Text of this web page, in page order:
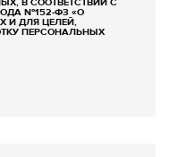
№152-ФЗ «О
И ДЛЯ ЦЕЛЕЙ,
ПЕРСОНАЛЬНЫХ